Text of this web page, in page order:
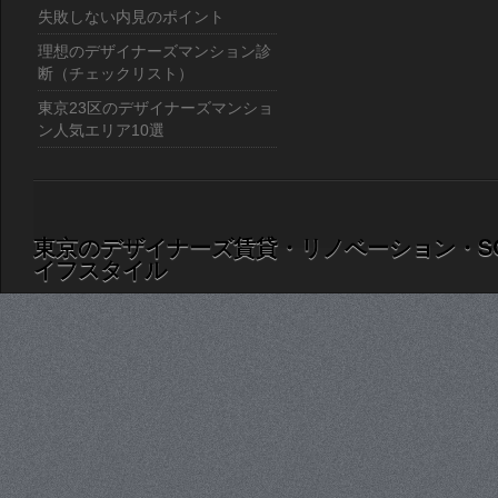
失敗しない内見のポイント
理想のデザイナーズマンション診
断（チェックリスト）
東京23区のデザイナーズマンショ
ン人気エリア10選
東京のデザイナーズ賃貸・リノベーション・
イフスタイル